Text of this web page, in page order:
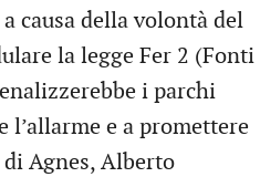
causa della volontà del
la legge Fer 2 (Fonti
i parchi
e a promettere
Agnes, Alberto